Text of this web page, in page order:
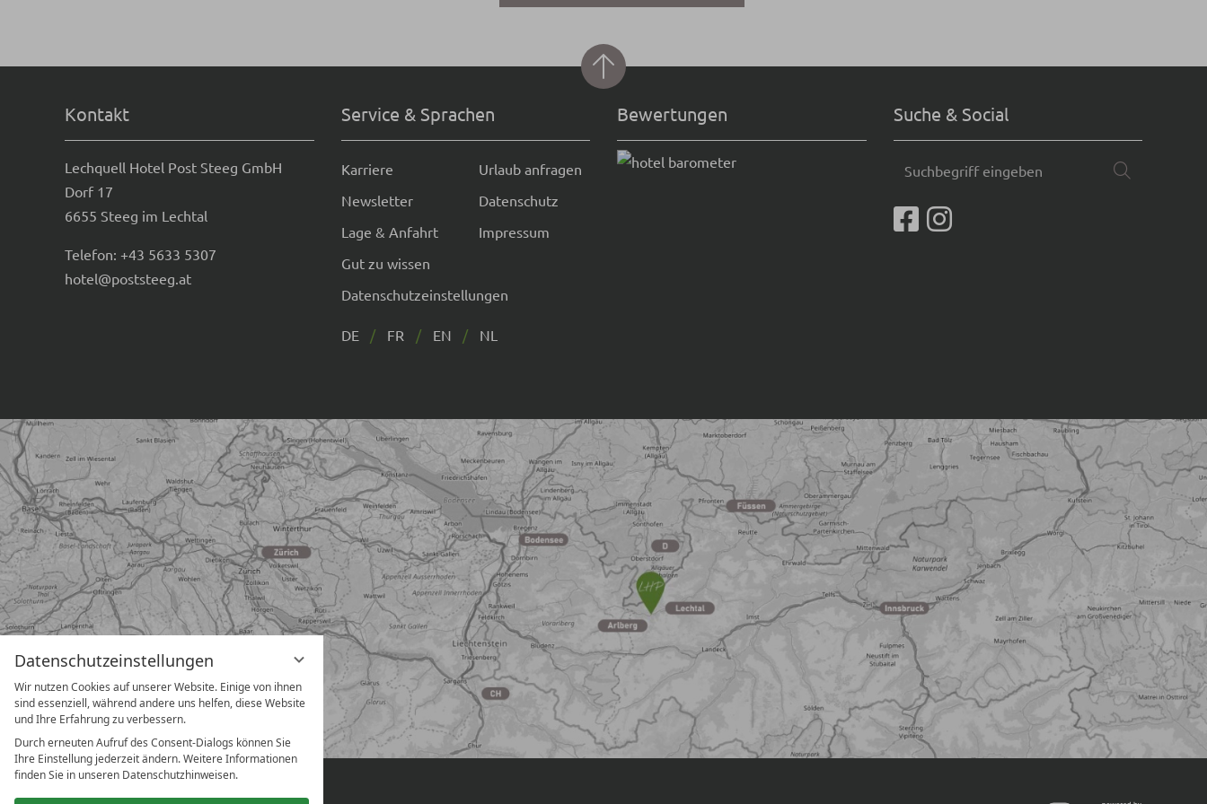
Datenschutzeinstellungen
Wir nutzen Cookies auf unserer Website. Einige von ihnen
sind essenziell, während andere uns helfen, diese Website
und Ihre Erfahrung zu verbessern.
Durch erneuten Aufruf des Consent-Dialogs können Sie
Ihre Einstellung jederzeit ändern. Weitere Informationen
finden Sie in unseren Datenschutzhinweisen.
Kontakt
Lechquell Hotel Post Steeg GmbH
Dorf 17
6655 Steeg im Lechtal
Telefon: +43 5633 5307
hotel@poststeeg.at
Service & Sprachen
Karriere
Newsletter
Lage & Anfahrt
Gut zu wissen
Datenschutzeinstellungen
Urlaub anfragen
Datenschutz
Impressum
DE FR EN NL
Bewertungen Suche & Social
eingeben